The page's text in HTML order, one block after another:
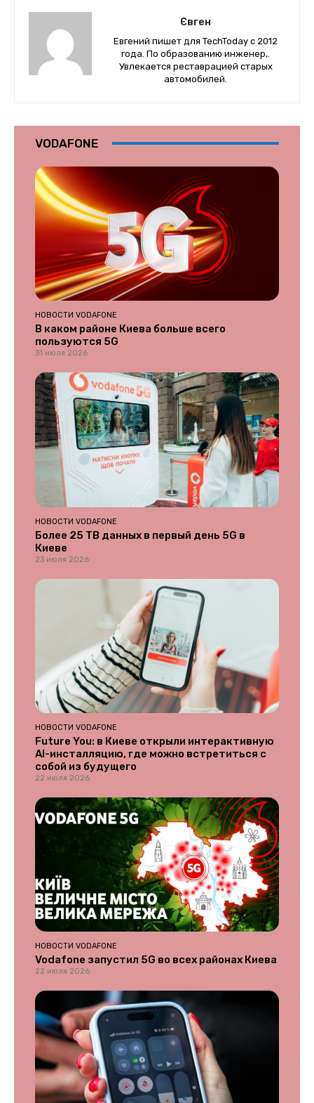
Євген
Евгений пишет для TechToday с 2012
года. По образованию инженер,.
Увлекается реставрацией старых
автомобилей.
VODAFONE
НОВОСТИ VODAFONE
В каком районе Киева больше всего
пользуются 5G
31 июля 2026
НОВОСТИ VODAFONE
Более 25 ТВ данных в первый день 5G в
Киеве
23 июля 2026
НОВОСТИ VODAFONE
Future You: в Киеве открыли интерактивную
AI-инсталляцию, где можно встретиться с
собой из будущего
22 июля 2026
НОВОСТИ VODAFONE
Vodafone запустил 5G во всех районах Киева
22 июля 2026